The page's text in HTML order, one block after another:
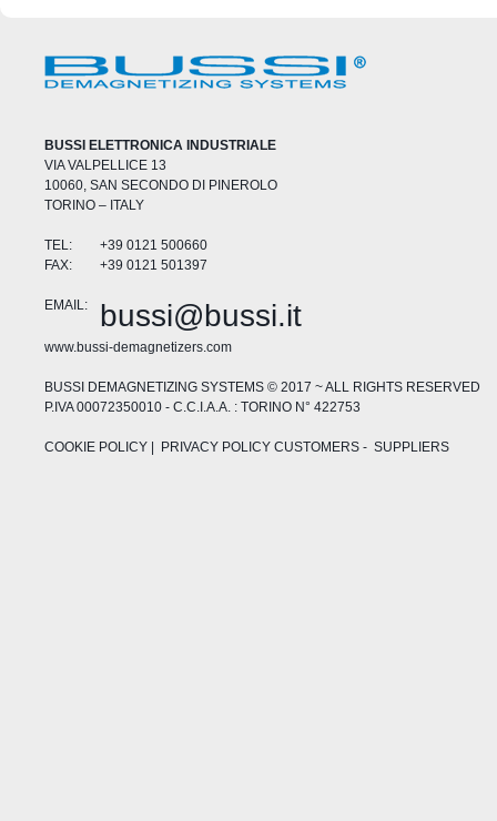
BUSSI ELETTRONICA INDUSTRIALE
VIA VALPELLICE 13
10060, SAN SECONDO DI PINEROLO
TORINO – ITALY
TEL:
+39 0121 500660
FAX:
+39 0121 501397
EMAIL: bussi@bussi.it
www.bussi-demagnetizers.com
BUSSI DEMAGNETIZING SYSTEMS © 2017 ~ ALL RIGHTS RESERVED
P.IVA 00072350010 - C.C.I.A.A. : TORINO N° 422753
COOKIE POLICY | PRIVACY POLICY CUSTOMERS - SUPPLIERS